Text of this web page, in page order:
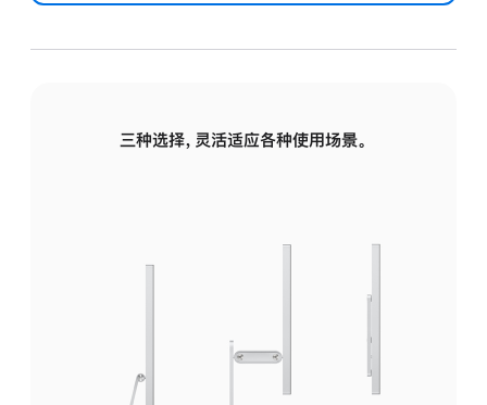
三种选择，灵活适应各种使用场景。